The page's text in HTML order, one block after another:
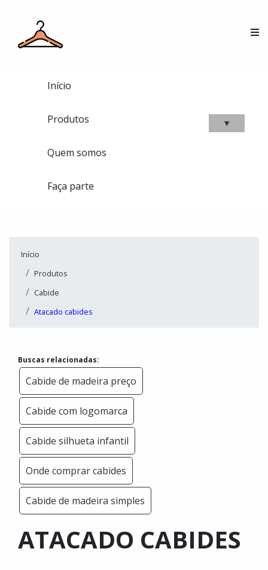
Início
Produtos ▾
Quem somos
Faça parte
Início
Produtos
Cabide
Atacado cabides
Buscas relacionadas:
Cabide de madeira preço
Cabide com logomarca
Cabide silhueta infantil
Onde comprar cabides
Cabide de madeira simples
ATACADO CABIDES